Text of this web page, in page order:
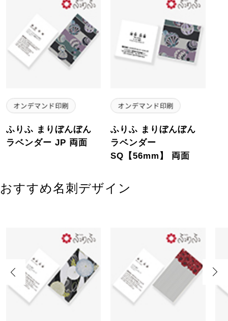
ふりふ まりぼんぼん
ラベンダー JP 両面
ふりふ まりぼんぼん
ラベンダー
SQ【56mm】 両面
おすすめ名刺デザイン
Previous Next